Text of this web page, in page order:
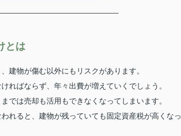
とは
建物が傷む以外にもリスクがあります。
ればならず、年々出費が増えていくでしょう。
では売却も活用もできなくなってしまいます。
れると、建物が残っていても固定資産税が高くなっ